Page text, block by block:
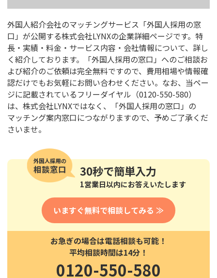
外国人紹介会社のマッチングサービス「外国人採用の窓
口」が公開する株式会社LYNXの企業詳細ページです。特
長・実績・料金・サービス内容・会社情報について、詳し
く紹介しております。「外国人採用の窓口」へのご相談お
よび紹介のご依頼は完全無料ですので、費用相場や情報確
認だけでもお気軽にお問い合わせください。なお、当ペー
ジに記載されているフリーダイヤル（0120-550-580）
は、株式会社LYNXではなく、「外国人採用の窓口」の
マッチング案内窓口につながりますので、予めご了承くだ
さいませ。
30秒で簡単入力
1営業日以内にお答えいたします
いますぐ無料で相談してみる ≫
お急ぎの場合は電話相談も可能！
平均相談時間は14分！
0120-550-580